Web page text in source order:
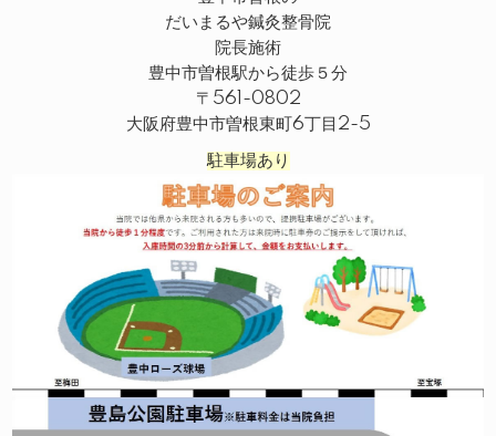
だいまるや鍼灸整骨院
院長施術
豊中市曽根駅から徒歩５分
〒561-0802
大阪府豊中市曽根東町6丁目2-5
駐車場あり